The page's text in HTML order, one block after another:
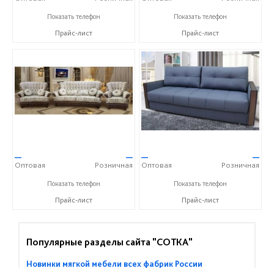
+7 (3522) 25-72-27
Показать телефон
Прайс-лист
+7 (3522) 25-72-27
Показать телефон
Прайс-лист
—
Оптовая
—
Розничная
+7 (3522) 25-72-27
Показать телефон
Прайс-лист
—
Оптовая
—
Розничная
+7 (3522) 25-72-27
Показать телефон
Прайс-лист
Популярные разделы сайта "СОТКА"
Новинки мягкой мебели всех фабрик России